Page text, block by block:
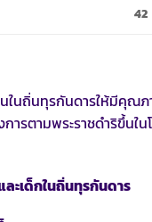
42
นทุรกันดารให้มีคุณภ
ารตามพระราชดำริขึ้น
ะเด็กในถิ่นทุรกันดาร